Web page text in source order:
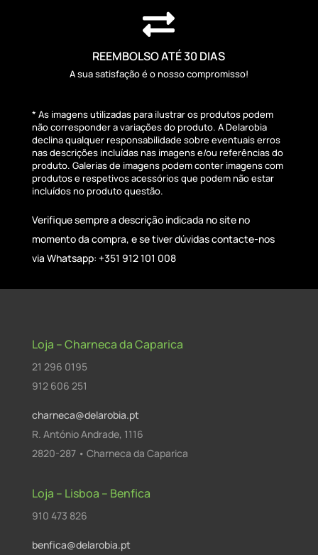

REEMBOLSO ATÉ 30 DIAS
A sua satisfação é o nosso compromisso!
* As imagens utilizadas para ilustrar os produtos podem
não corresponder a variações do produto. A Delarobia
declina qualquer responsabilidade sobre eventuais erros
nas descrições incluídas nas imagens e/ou referências do
produto. Galerias de imagens podem conter imagens com
produtos e respetivos acessórios que podem não estar
incluídos no produto questão.
Verifique sempre a descrição indicada no site no
momento da compra, e se tiver dúvidas contacte-nos
via Whatsapp: +351 912 101 008
Loja – Charneca da Caparica
21 296 0195
912 606 251
charneca@delarobia.pt
R. António Andrade, 1116
2820-287 • Charneca da Caparica
Loja – Lisboa – Benfica
910 473 826
benfica@delarobia.pt